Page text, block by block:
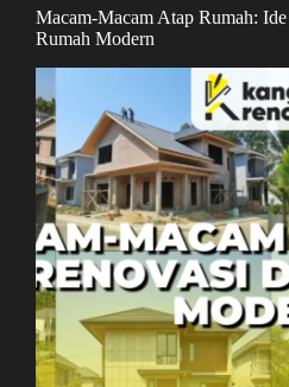
Macam-Macam Atap Rumah:
Rumah Modern